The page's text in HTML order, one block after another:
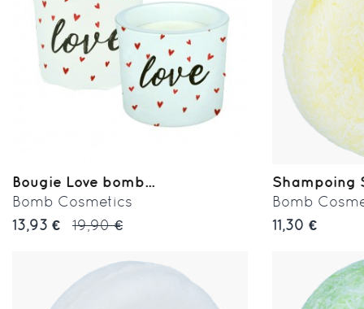
Bougie Love bomb...
Bomb Cosmetics
13,93 €
19,90 €
Shampoing
Bomb
11,30 €